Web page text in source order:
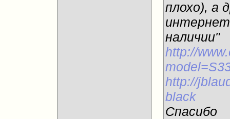
плохо), а
интернет
наличии"
http://
http://
black
Спасибо